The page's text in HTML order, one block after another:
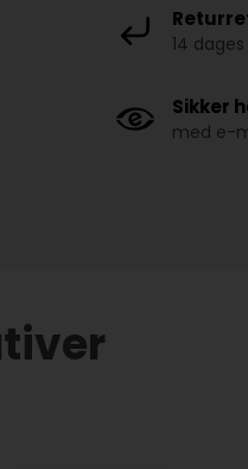
14
Sikker
med e-